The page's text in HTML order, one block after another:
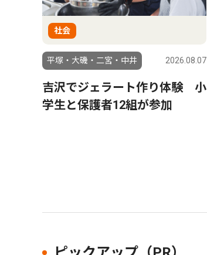
社会
平塚・大磯・二宮・中井 2026.08.07
吉沢でジェラート作り体験 小
学生と保護者12組が参加